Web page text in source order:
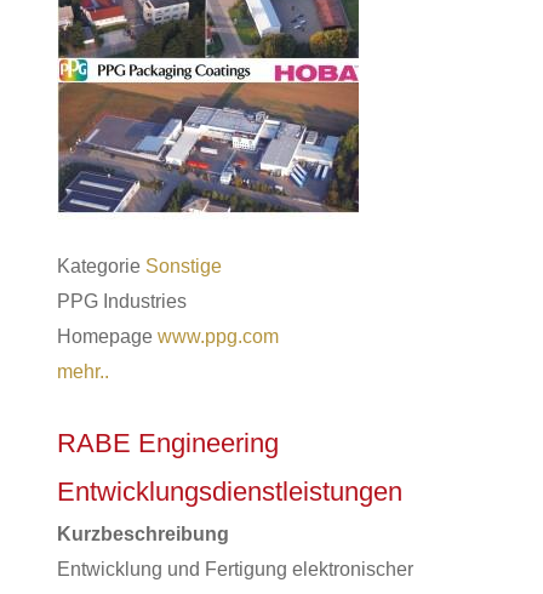
Kategorie Sonstige
PPG Industries
Homepage www.ppg.com
mehr..
RABE Engineering
Entwicklungsdienstleistungen
Kurzbeschreibung
Entwicklung und Fertigung elektronischer